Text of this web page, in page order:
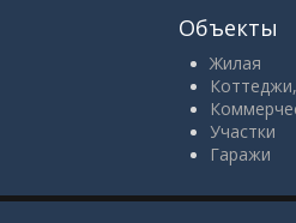
Объекты
Жилая
Участки
Гаражи